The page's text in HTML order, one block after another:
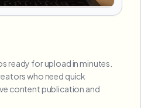
ready for upload in minutes.
who need quick
content publication and